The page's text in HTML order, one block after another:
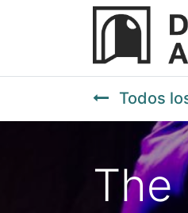
Todos
The